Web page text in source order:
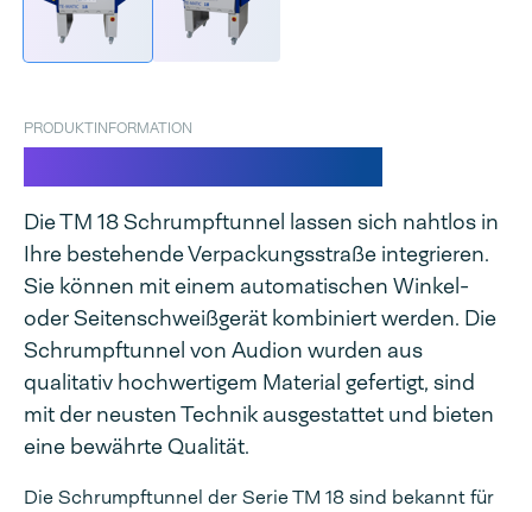
PRODUKTINFORMATION
Die TM 18 Schrumpftunnel lassen sich nahtlos in
Ihre bestehende Verpackungsstraße integrieren.
Sie können mit einem automatischen Winkel-
oder Seitenschweißgerät kombiniert werden. Die
Schrumpftunnel von Audion wurden aus
qualitativ hochwertigem Material gefertigt, sind
mit der neusten Technik ausgestattet und bieten
eine bewährte Qualität.
Die Schrumpftunnel der Serie TM 18 sind bekannt für